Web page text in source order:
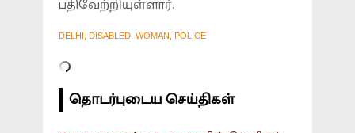
பதிவேற்றியுள்ளார்.
DELHI, DISABLED, WOMAN, POLICE
தொடர்புடைய செய்திகள்